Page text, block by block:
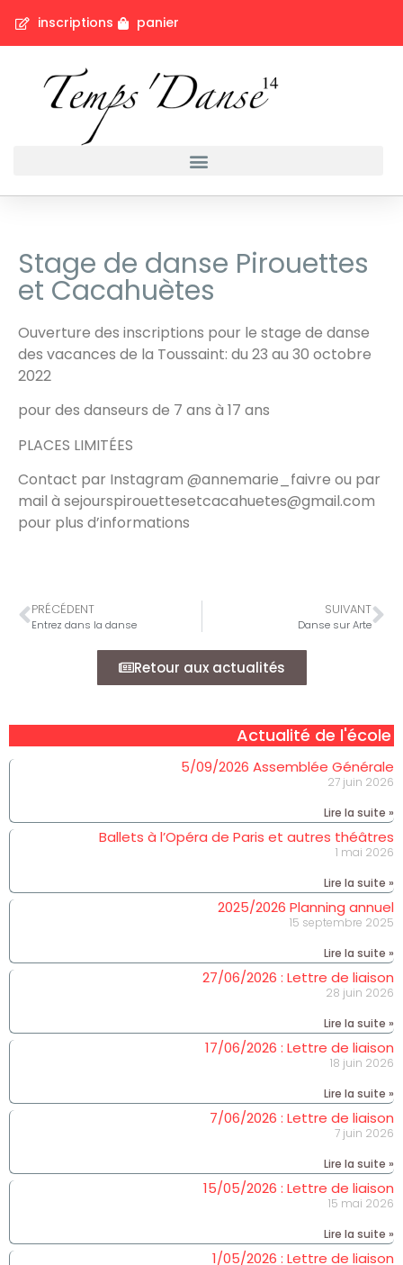
inscriptions panier
Stage de danse Pirouettes
et Cacahuètes
Ouverture des inscriptions pour le stage de danse
des vacances de la Toussaint: du 23 au 30 octobre
2022
pour des danseurs de 7 ans à 17 ans
PLACES LIMITÉES
Contact par Instagram @annemarie_faivre ou par
mail à sejourspirouettesetcacahuetes@gmail.com
pour plus d’informations
PRÉCÉDENT
Entrez dans la danse
SUIVANT
Danse sur Arte
Retour aux actualités
Actualité de l'école
5/09/2026 Assemblée Générale
27 juin 2026
Lire la suite »
Ballets à l’Opéra de Paris et autres théâtres
1 mai 2026
Lire la suite »
2025/2026 Planning annuel
15 septembre 2025
Lire la suite »
27/06/2026 : Lettre de liaison
28 juin 2026
Lire la suite »
17/06/2026 : Lettre de liaison
18 juin 2026
Lire la suite »
7/06/2026 : Lettre de liaison
7 juin 2026
Lire la suite »
15/05/2026 : Lettre de liaison
15 mai 2026
Lire la suite »
1/05/2026 : Lettre de liaison